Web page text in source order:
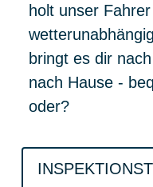
holt unser
bringt es dir
nach Hause -
oder?